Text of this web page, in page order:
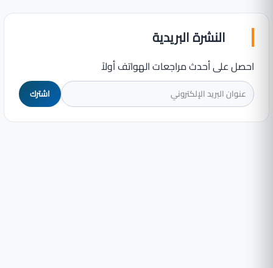
النشرة البريدية
احصل على أحدث مراجعات الهواتف أولاً
اشترك